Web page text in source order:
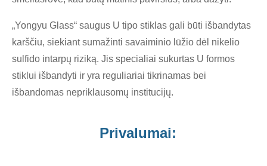
„Yongyu Glass“ saugus U tipo stiklas gali būti išbandytas
karščiu, siekiant sumažinti savaiminio lūžio dėl nikelio
sulfido intarpų riziką. Jis specialiai sukurtas U formos
stiklui išbandyti ir yra reguliariai tikrinamas bei
išbandomas nepriklausomų institucijų.
Privalumai: